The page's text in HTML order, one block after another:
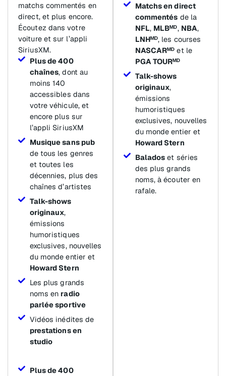
matchs commentés en
direct, et plus encore.
Écoutez dans votre
voiture et sur l’appli
SiriusXM.
Plus de 400
chaînes, dont au
moins 140
accessibles dans
votre véhicule, et
encore plus sur
l’appli SiriusXM
Musique sans pub
de tous les genres
et toutes les
décennies, plus des
chaînes d’artistes
Talk-shows
originaux,
émissions
humoristiques
exclusives, nouvelles
du monde entier et
Howard Stern
Les plus grands
noms en radio
parlée sportive
Vidéos inédites de
prestations en
studio
Plus de 400
Matchs en direct
commentés de la
NFL, MLBᴹᴰ, NBA,
LNHᴹᴰ, les courses
NASCARᴹᴰ et le
PGA TOURᴹᴰ
Talk-shows
originaux,
émissions
humoristiques
exclusives, nouvelles
du monde entier et
Howard Stern
Balados et séries
des plus grands
noms, à écouter en
rafale.